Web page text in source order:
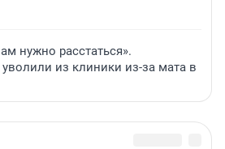
нужно расстаться».
из клиники из-за мата в